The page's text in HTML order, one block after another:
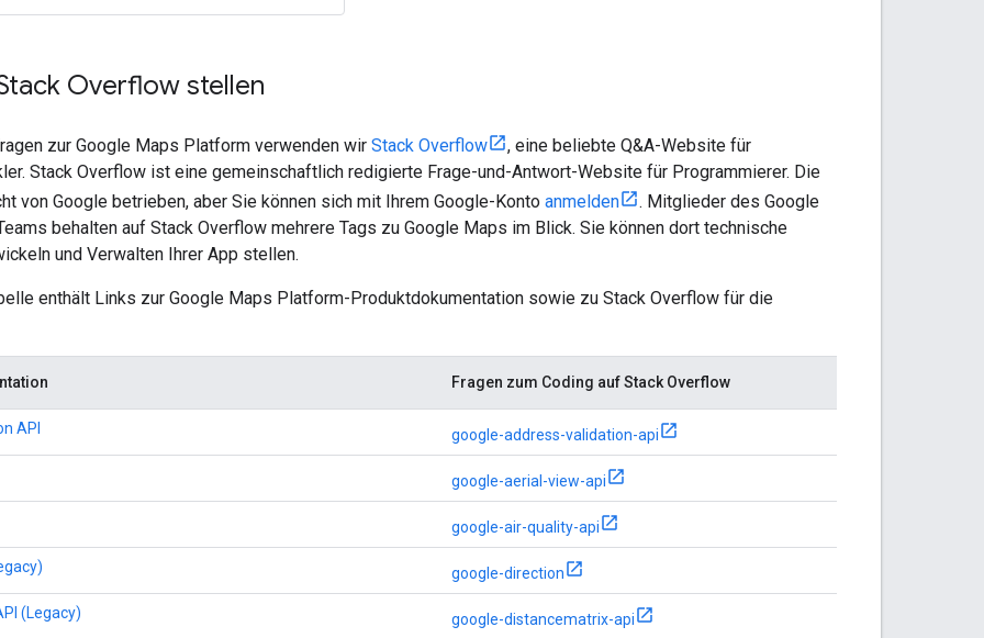
Overflow stellen
zur Google Maps Platform verwenden wir Stack Overflow
, eine beliebte Q&A-Website für
Stack Overflow ist eine gemeinschaftlich redigierte Frage-und-Antwort-Website für Programmierer. Die
von Google betrieben, aber Sie können sich mit Ihrem Google-Konto anmelden
. Mitglieder des Google
behalten auf Stack Overflow mehrere Tags zu Google Maps im Blick. Sie können dort technische
und Verwalten Ihrer App stellen.
enthält Links zur Google Maps Platform-Produktdokumentation sowie zu Stack Overflow für die
Fragen zum Coding auf Stack Overflow
API google-address-validation-api
google-aerial-view-api
google-air-quality-api
google-direction
(Legacy) google-distancematrix-api